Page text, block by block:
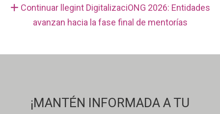
Continuar llegint DigitalizaciONG 2026: Entidades
avanzan hacia la fase final de mentorías
¡MANTÉN INFORMADA A TU